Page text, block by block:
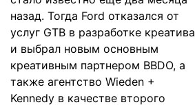
назад. Тогда Ford отказался от
услуг GTB в разработке креатива
и выбрал новым основным
креативным партнером BBDO, а
также агентство Wieden +
Kennedy в качестве второго